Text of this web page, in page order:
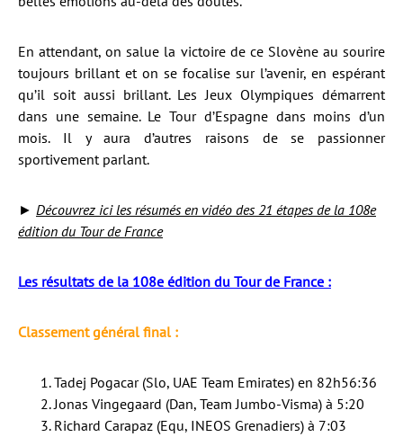
En attendant, on salue la victoire de ce Slovène au sourire
toujours brillant et on se focalise sur l’avenir, en espérant
qu’il soit aussi brillant. Les Jeux Olympiques démarrent
dans une semaine. Le Tour d’Espagne dans moins d’un
mois. Il y aura d’autres raisons de se passionner
sportivement parlant.
► Découvrez ici les résumés en vidéo des 21 étapes de la 108e
édition du Tour de France
Les résultats de la 108e édition du Tour de France :
Classement général final :
Tadej Pogacar (Slo, UAE Team Emirates) en 82h56:36
Jonas Vingegaard (Dan, Team Jumbo-Visma) à 5:20
Richard Carapaz (Equ, INEOS Grenadiers) à 7:03